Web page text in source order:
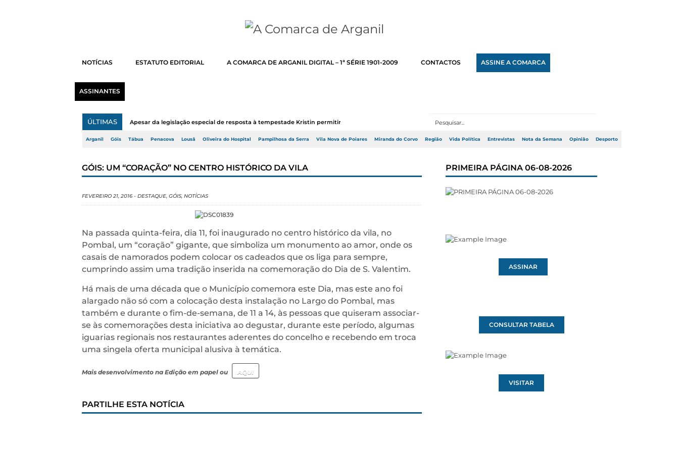
NOTÍCIAS ESTATUTO EDITORIAL A COMARCA DE ARGANIL DIGITAL – 1ª SÉRIE 1901-2009 CONTACTOS ASSINE A COMARCA
ASSINANTES
ÚLTIMAS Apesar da legislação especial de resposta à tempestade Kristin permitir a adj...
Arganil Góis Tábua Penacova Lousã Oliveira do Hospital Pampilhosa da Serra Vila Nova de Poiares Miranda do Corvo Região Vida Política Entrevistas Nota da Semana Opinião Desporto
GÓIS: UM “CORAÇÃO” NO CENTRO HISTÓRICO DA VILA
FEVEREIRO 21, 2016 - DESTAQUE, GÓIS, NOTÍCIAS
Na passada quinta-feira, dia 11, foi inaugurado no centro histórico da vila, no
Pombal, um “coração” gigante, que simboliza um monumento ao amor, onde os
casais de namorados podem colocar os cadeados que os liga para sempre,
cumprindo assim uma tradição inserida na comemoração do Dia de S. Valentim.
Há mais de uma década que o Município comemora este Dia, mas este ano foi
alargado não só com a colocação desta instalação no Largo do Pombal, mas
também e durante o fim-de-semana, de 11 a 14, às pessoas que quiseram associar-
se às comemorações desta iniciativa ao degustar, durante este período, algumas
iguarias regionais nos restaurantes aderentes do concelho e recebendo em troca
uma singela oferta municipal alusiva à temática.
Mais desenvolvimento na Edição em papel ou AQUI
PARTILHE ESTA NOTÍCIA
PRIMEIRA PÁGINA 06-08-2026
ASSINAR
CONSULTAR TABELA
VISITAR